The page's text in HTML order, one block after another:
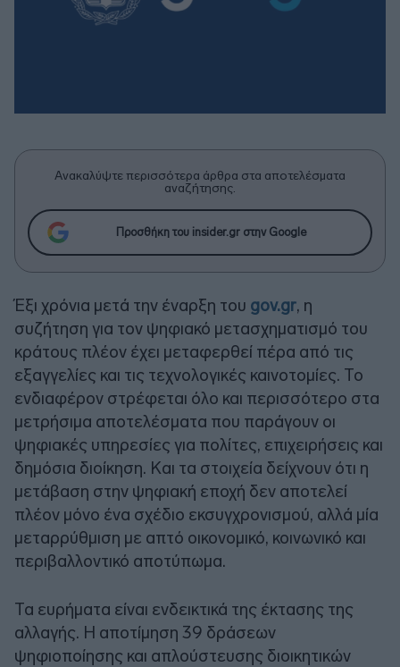
Ανακαλύψτε περισσότερα άρθρα στα αποτελέσματα
αναζήτησης.
Προσθήκη του insider.gr στην Google
Έξι χρόνια μετά την έναρξη του gov.gr, η
συζήτηση για τον ψηφιακό μετασχηματισμό του
κράτους πλέον έχει μεταφερθεί πέρα από τις
εξαγγελίες και τις τεχνολογικές καινοτομίες. Το
ενδιαφέρον στρέφεται όλο και περισσότερο στα
μετρήσιμα αποτελέσματα που παράγουν οι
ψηφιακές υπηρεσίες για πολίτες, επιχειρήσεις και
δημόσια διοίκηση. Και τα στοιχεία δείχνουν ότι η
μετάβαση στην ψηφιακή εποχή δεν αποτελεί
πλέον μόνο ένα σχέδιο εκσυγχρονισμού, αλλά μία
μεταρρύθμιση με απτό οικονομικό, κοινωνικό και
περιβαλλοντικό αποτύπωμα.
Τα ευρήματα είναι ενδεικτικά της έκτασης της
αλλαγής. Η αποτίμηση 39 δράσεων
ψηφιοποίησης και απλούστευσης διοικητικών